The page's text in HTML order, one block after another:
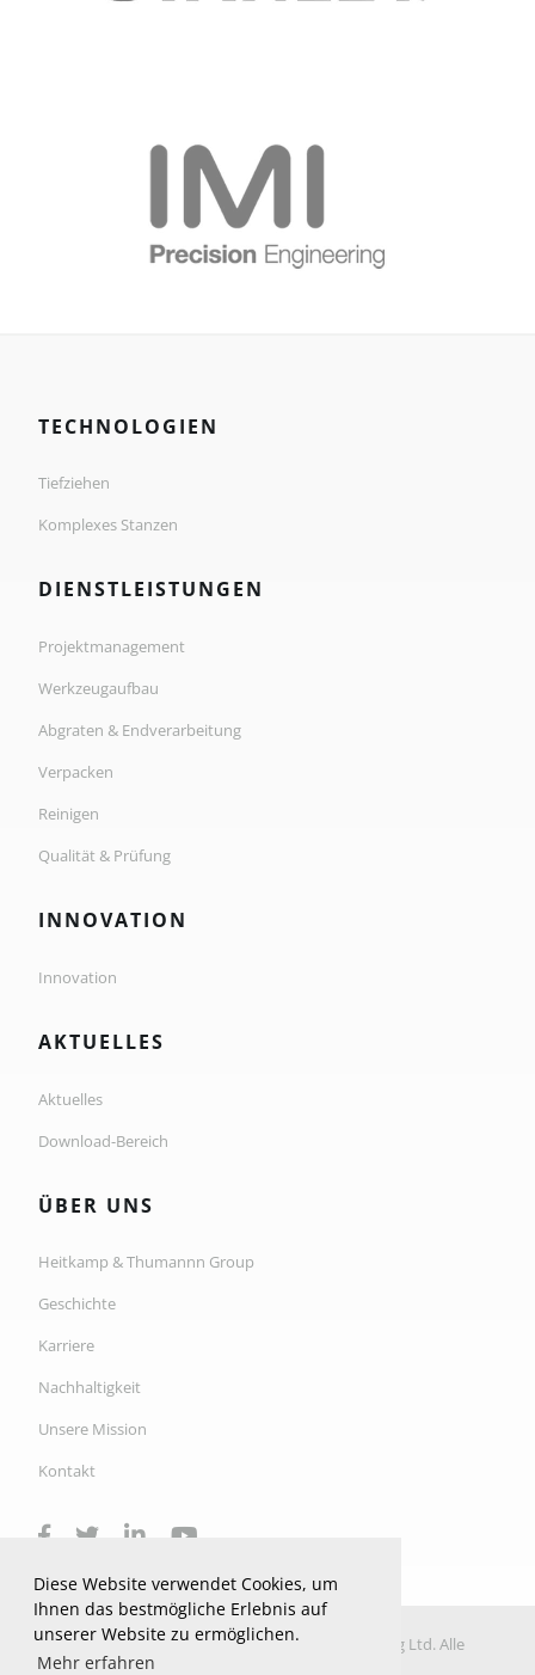
Diese Website verwendet Cookies, um
Ihnen das bestmögliche Erlebnis auf
unserer Website zu ermöglichen.
Mehr erfahren
TECHNOLOGIEN
Tiefziehen
Komplexes Stanzen
DIENSTLEISTUNGEN
Projektmanagement
Werkzeugaufbau
Abgraten & Endverarbeitung
Verpacken
Reinigen
Qualität & Prüfung
INNOVATION
Innovation
AKTUELLES
Aktuelles
Download-Bereich
ÜBER UNS
Heitkamp & Thumannn Group
Geschichte
Karriere
Nachhaltigkeit
Unsere Mission
Kontakt
© 2026 Copyright H&T Industrial Ltd Manufacturing Ltd. Alle
Rechte vorbehalten.